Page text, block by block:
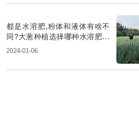
都是水溶肥,粉体和液体有啥不
同?大葱种植选择哪种水溶肥更
好?
2024-01-06